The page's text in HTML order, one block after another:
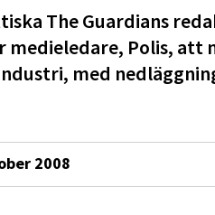
The Guardians
medieledare, Polis, att
med
2008